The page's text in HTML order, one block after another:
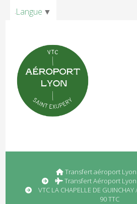
Transfert aéroport
Transfert Aéroport
VTC LA CHAPELLE DE
90 TTC
Langue ▼